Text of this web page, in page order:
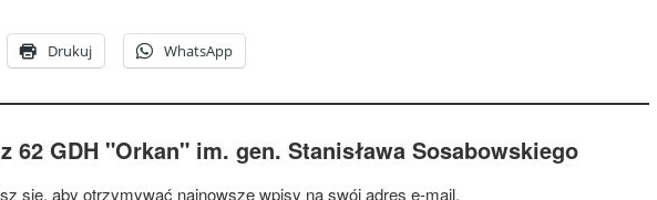
Drukuj WhatsApp
62 GDH "Orkan" im. gen. Stanisława Sosabowskiego
się, aby otrzymywać najnowsze wpisy na swój adres e-mail.